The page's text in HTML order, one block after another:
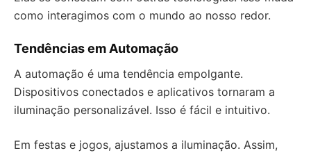
como interagimos com o mundo ao nosso redor.
Tendências em Automação
A automação é uma tendência empolgante.
Dispositivos conectados e aplicativos tornaram a
iluminação personalizável. Isso é fácil e intuitivo.
Em festas e jogos, ajustamos a iluminação. Assim,